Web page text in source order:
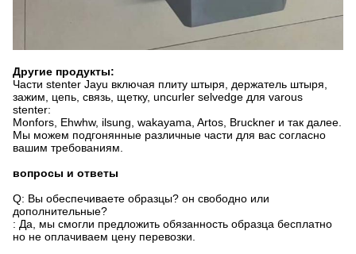
Другие продукты:
Части stenter Jayu включая плиту штыря, держатель штыря,
зажим, цепь, связь, щетку, uncurler selvedge для varous
stenter:
Monfors, Ehwhw, ilsung, wakayama, Artos, Bruckner и так далее.
Мы можем подгонянные различные части для вас согласно
вашим требованиям.
вопросы и ответы
Q: Вы обеспечиваете образцы? он свободно или
дополнительные?
: Да, мы смогли предложить обязанность образца бесплатно
но не оплачиваем цену перевозки.